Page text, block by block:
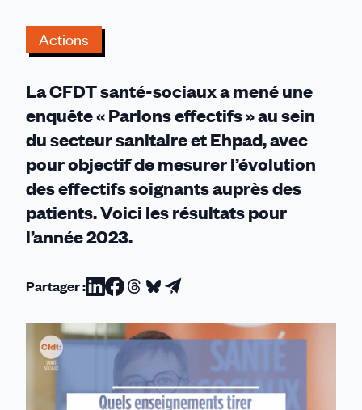
Actions
La CFDT santé-sociaux a mené une
enquête « Parlons effectifs » au sein
du secteur sanitaire et Ehpad, avec
pour objectif de mesurer l’évolution
des effectifs soignants auprès des
patients. Voici les résultats pour
l’année 2023.
Partager :Partager
sur
Linkedin
Partager
sur
Facebook
Partager
sur
Threads
Partager
sur
Bluesky
Partager
par
email